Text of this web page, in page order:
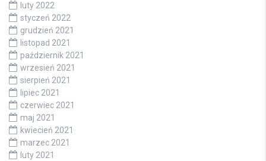
luty 2022
styczeń 2022
grudzień 2021
listopad 2021
październik 2021
wrzesień 2021
sierpień 2021
lipiec 2021
czerwiec 2021
maj 2021
kwiecień 2021
marzec 2021
luty 2021